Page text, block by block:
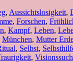
, Aussichtslosigkeit,
, Forschen,
, Kampf, Leben,
München, Mutter
, Selbst,
,